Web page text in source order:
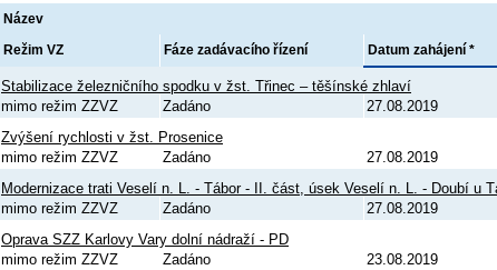
Název
Režim VZ Fáze zadávacího řízení Datum zahájení *
Stabilizace železničního spodku v žst. Třinec – těšínské zhlaví
mimo režim ZZVZ
Zadáno 27.08.2019
Zvýšení rychlosti v žst. Prosenice
mimo režim ZZVZ
Zadáno 27.08.2019
Modernizace trati Veselí n. L. - Tábor - II. část, úsek Veselí n. L. - Doubí u
mimo režim ZZVZ
Zadáno 27.08.2019
Oprava SZZ Karlovy Vary dolní nádraží - PD
mimo režim ZZVZ
Zadáno 23.08.2019